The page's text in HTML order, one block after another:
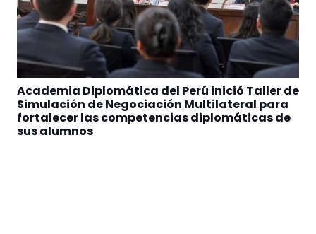
Academia Diplomática del Perú inició Taller de
Simulación de Negociación Multilateral para
fortalecer las competencias diplomáticas de
sus alumnos